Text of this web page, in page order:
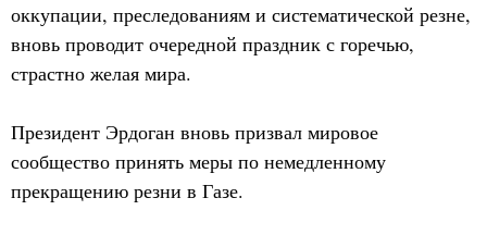
оккупации, преследованиям и систематической резне,
вновь проводит очередной праздник с горечью,
страстно желая мира.
Президент Эрдоган вновь призвал мировое
сообщество принять меры по немедленному
прекращению резни в Газе.